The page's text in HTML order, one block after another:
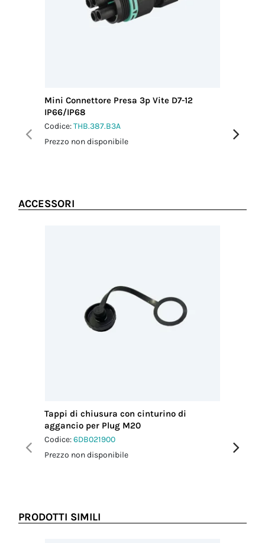
sguainatura
conduttore
(mm)
6.00
Mini Connettore Presa 3p Vite D7-12
IP66/IP68
Codice:THB.387.B3A
Prezzo non disponibile
Prezzo
ACCESSORI
Tappi di chiusura con cinturino di
aggancio per Plug M20
Codice:6DB021900
Prezzo non disponibile
Prezzo
PRODOTTI SIMILI